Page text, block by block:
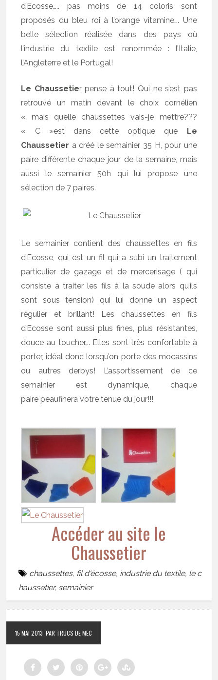
d’Ecosse….. pas moins de 14 coloris sont
proposés du bleu roi à l’orange vitamine…. Une
belle sélection réalisée dans des pays où
l’industrie du textile est renommée : l’Italie,
l’Angleterre et le Portugal!
Le Chaussetier pense à tout! Qui ne s’est pas
retrouvé un matin devant le choix cornélien
« mais quelle chaussettes vais-je mettre???
« C »est dans cette optique que
Le
Chaussetier a créé le semainier 35 H, pour une
paire différente chaque jour de la semaine, mais
aussi le semainier 50h qui lui propose une
sélection de 7 paires.
Le semainier contient des chaussettes en fils
d’Ecosse, qui est un fil qui a subi un traitement
particulier de gazage et de mercerisage ( qui
consiste à traiter les fils à la soude alors qu’ils
sont sous tension) qui lui donne un aspect
régulier et brillant! Les chaussettes en fils
d’Ecosse sont aussi plus fines, plus résistantes,
douce au toucher…. Elles sont très confortable à
porter, idéal donc lorsqu’on porte des mocassins
ou autres derbys! L’assortissement de ce
semainier est dynamique, chaque
paire peaufinera votre tenue du jour!!!
Accéder au site le
Chaussetier
chaussettes, fil d'écosse, industrie du textile, le c
haussetier, semainier
15 MAI 2013 PAR TRUCS DE MEC